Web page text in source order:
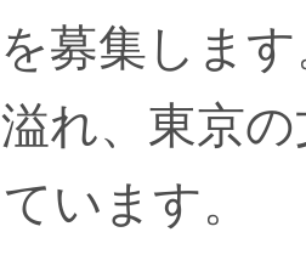
募集しま
れ、東京
います。